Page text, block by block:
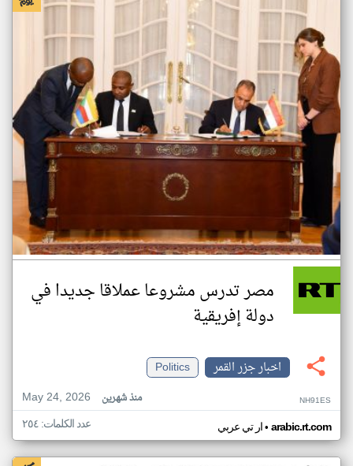
مصر تدرس مشروعا عملاقا جديدا في
دولة إفريقية
اخبار جزر القمر
Politics
May 24, 2026
منذ شهرين NH91ES
ار تي عربي• arabic.rt.com عدد الكلمات: ٢٥٤